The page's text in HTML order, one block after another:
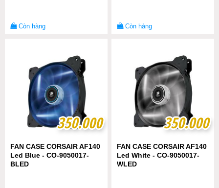
Còn hàng Còn hàng
350.000
350.000
FAN CASE CORSAIR AF140
Led Blue - CO-9050017-
BLED
350.000
350.000
FAN CASE CORSAIR AF140
Led White - CO-9050017-
WLED